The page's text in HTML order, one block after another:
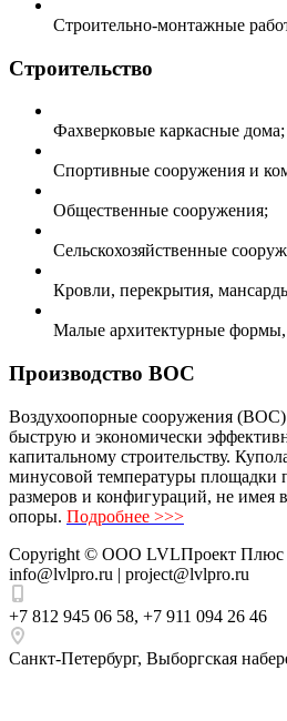
Строительно-монтажные
Строительство
Фахверковые каркасные дома;
Спортивные сооружения и
Общественные сооружения;
Сельскохозяйственные
Кровли, перекрытия,
Малые архитектурные
Производство ВОС
Воздухоопорные сооружения (ВОС)
быструю и экономически
капитальному строительству.
минусовой температуры площадки
размеров и конфигураций, не имея
опоры. Подробнее >>>
Copyright © ООО LVLПроект Плюс
info@lvlpro.ru | project@lvlpro.ru
+7 812 945 06 58, +7 911 094 26 46
Санкт-Петербург, Выборгская